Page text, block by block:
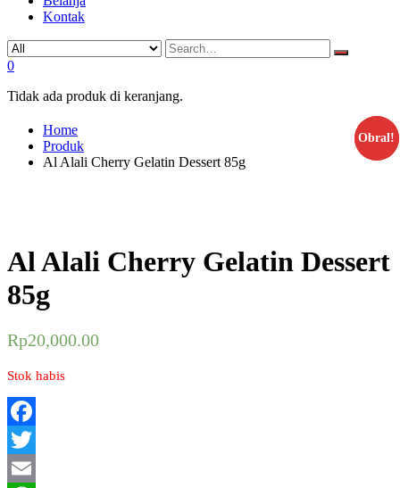
Kontak
0
Tidak ada produk di keranjang.
Home
Produk
Al Alali Cherry Gelatin Dessert 85g
Al Alali Cherry Gelatin Dessert
85g
Rp20,000.00
Stok habis
Facebook
Twitter
Obral!
Obral!